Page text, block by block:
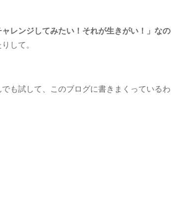
レンジしてみたい！それが生きがい！」なの
して。
も試して、このブログに書きまくっているわ